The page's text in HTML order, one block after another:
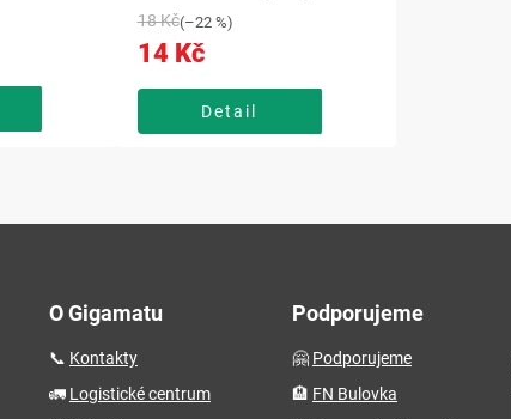
m/s,max.
115
pro delší
na kov
14 Kč
18 Kč(–22 %)
Detail
mm,použití: kámen,max. rychlost:
80 m/s,max. otáčky: 12200
/minKotouč řezný na kámen 125
mm FESTA se zrny karbidu
křemíku, vyztužený sklotextilem,
pro...
O Gigamatu
📞 Kontakty
🚛 Logistické centrum
Podporujeme
🤗 Podporujeme
🏨 FN Bulovka